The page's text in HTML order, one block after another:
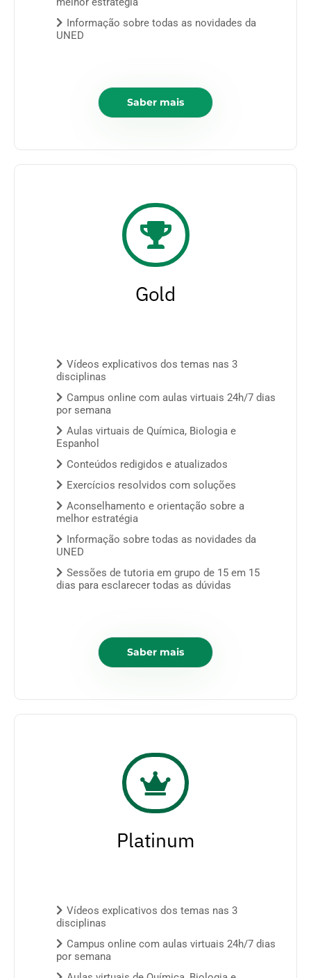
Informação sobre todas as novidades da
UNED
Saber mais
Gold
Vídeos explicativos dos temas nas 3
disciplinas
Campus online com aulas virtuais 24h/7 dias
por semana
Aulas virtuais de Química, Biologia e
Espanhol
Conteúdos redigidos e atualizados
Exercícios resolvidos com soluções
Aconselhamento e orientação sobre a
melhor estratégia
Informação sobre todas as novidades da
UNED
Sessões de tutoria em grupo de 15 em 15
dias para esclarecer todas as dúvidas
Saber mais
Platinum
Vídeos explicativos dos temas nas 3
disciplinas
Campus online com aulas virtuais 24h/7 dias
por semana